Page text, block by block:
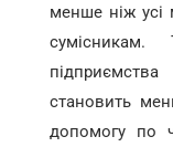
менше ніж усі
становить
допомогу по